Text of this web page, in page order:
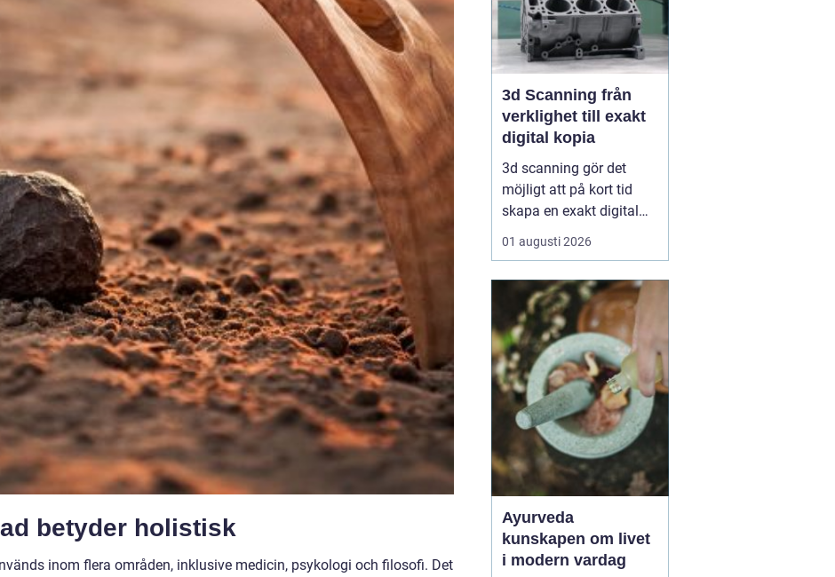
betyder holistisk
inom flera områden, inklusive medicin, psykologi och filosofi. Det
3d Scanning från
verklighet till exakt
digital kopia
3d scanning gör det
möjligt att på kort tid
skapa en exakt digital
kopia av nästan vad
som helst: en liten detalj,
eller en hel fabrik.
Tekniken används i dag
inom industri, bygg,
fastigheter, kulturarv och
infrastruktur för at...
01 augusti 2026
Ayurveda
kunskapen om livet
i modern vardag